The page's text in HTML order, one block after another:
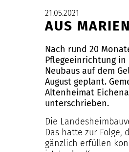
21.05.2021
AUS
Nach rund 20
Pflegeeinrichtung in
Neubaus auf dem
August geplant.
Altenheimat
unterschrieben.
Die
Das hatte zur
gänzlich erfüllen